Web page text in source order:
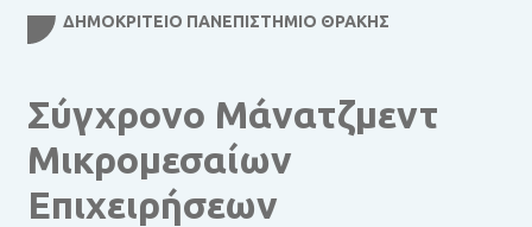
ΔΗΜΟΚΡΊΤΕΙΟ ΠΑΝΕΠΙΣΤΉΜΙΟ ΘΡΆΚΗΣ
Σύγχρονο Μάνατζμεντ
Μικρομεσαίων
Επιχειρήσεων